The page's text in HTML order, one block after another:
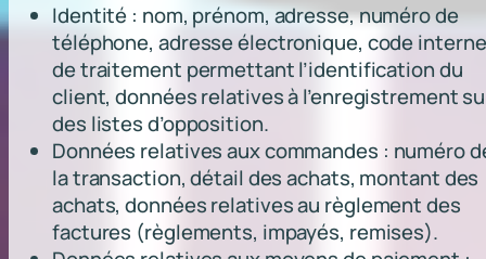
Identité : nom, prénom, adresse, numéro de
téléphone, adresse électronique, code interne
de traitement permettant l’identification du
client, données relatives à l’enregistrement
des listes d’opposition.
Données relatives aux commandes : numéro
la transaction, détail des achats, montant des
achats, données relatives au règlement des
factures (règlements, impayés, remises).